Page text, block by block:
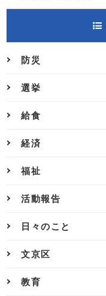
防災
選挙
給食
経済
福祉
活動報告
日々のこと
文京区
教育